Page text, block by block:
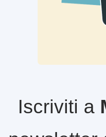
Iscriviti a